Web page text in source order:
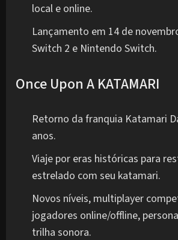
local e online.
Lançamento em 14 de
Switch 2 e Nintendo Switch.
Once Upon A KATAMARI
Retorno da franquia Katamari
anos.
Viaje por eras históricas para
estrelado com seu katamari.
Novos níveis, multiplayer
jogadores online/offline,
trilha sonora.